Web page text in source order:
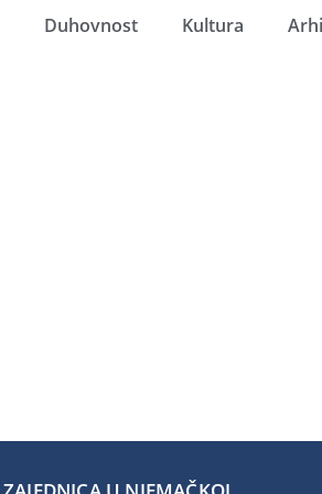
Duhovnost Kultura